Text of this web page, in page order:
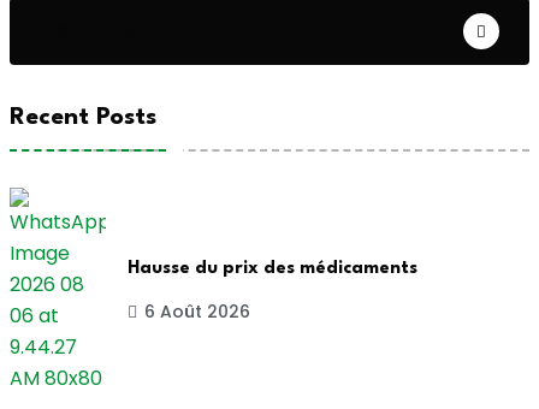
Recent Posts
Hausse du prix des médicaments
6 Août 2026